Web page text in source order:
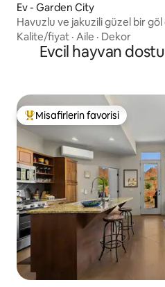
Ev - Garden City
Havuzlu ve jakuzili güzel bir göl
Kalite/fiyat · Aile · Dekor
Evcil hayvan
Misafirlerin favorilerinden en
Misafirlerin favorisi